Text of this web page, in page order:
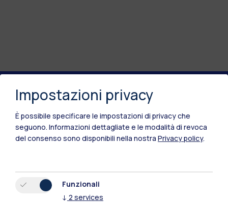
Polimi Community
Tutti i siti dell’ecosistema
Impostazioni privacy
È possibile specificare le impostazioni di privacy che
seguono. Informazioni dettagliate e le modalità di revoca
del consenso sono disponibili nella nostra Privacy policy.
Funzionali
↓ 2 services